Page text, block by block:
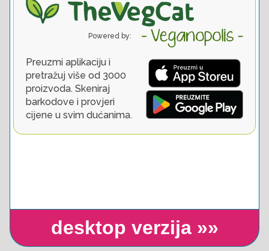
desktop verzija »»